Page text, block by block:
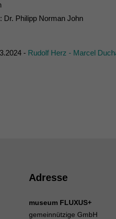
Dr. Philipp Norman John
- Rudolf Herz - Marcel
Adresse
museum FLUXUS+
gemeinnützige GmbH